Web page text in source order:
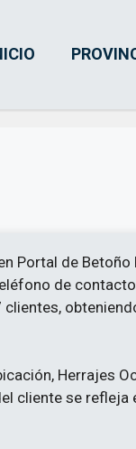
Portal de
de
Herrajes
cliente se refleja